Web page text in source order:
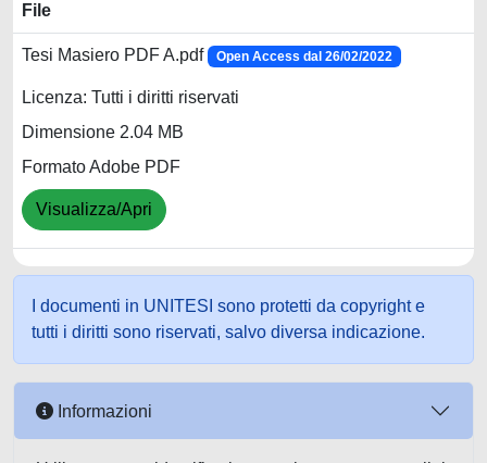
File
Tesi Masiero PDF A.pdf Open Access dal 26/02/2022
Licenza: Tutti i diritti riservati
Dimensione 2.04 MB
Formato Adobe PDF
Visualizza/Apri
I documenti in UNITESI sono protetti da copyright e
tutti i diritti sono riservati, salvo diversa indicazione.
Informazioni